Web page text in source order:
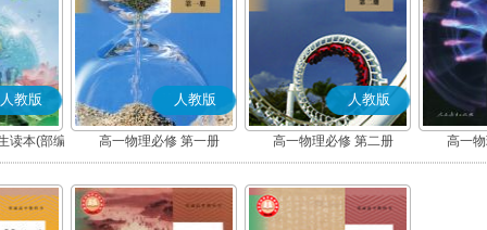
人教版
读本(部编
人教版
高一物理必修 第一册
人教版
高一物理必修 第二册 高一